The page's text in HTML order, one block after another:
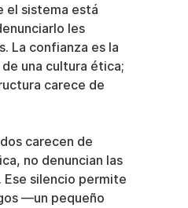
el sistema está
les
La confianza es la
una cultura ética;
carece de
carecen de
no denuncian las
silencio permite
—un pequeño